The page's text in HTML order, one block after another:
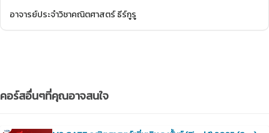
อาจารย์ประจำวิชาคณิตศาสตร์ ธีร์กูรู
คอร์สอื่นๆที่คุณอาจสนใจ